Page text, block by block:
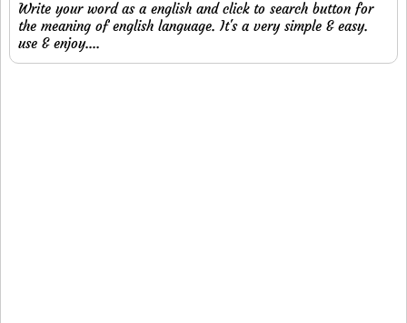
Write your word as a english and click to search button for
the meaning of english language. It's a very simple & easy.
use & enjoy....